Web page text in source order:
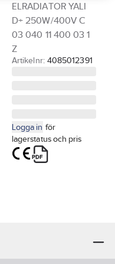
ELRADIATOR YALI
D+ 250W/400V C
03 040 11 400 03 1
Z
Artikelnr: 4085012391
Logga in för
lagerstatus och pris